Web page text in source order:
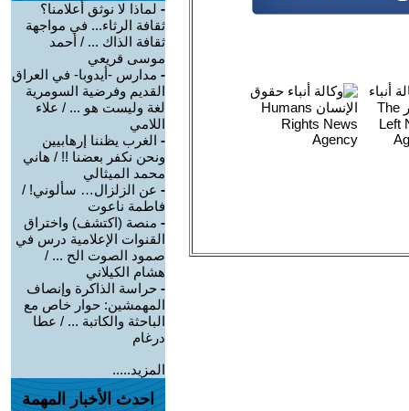
- لماذا لا نوثق أعلامنا؟
ثقافة الرثاء... في مواجهة
ثقافة الذاك ... / أحمد
موسى قريعي
- مدارس -أيدوبا- في العراق
القديم وفرضية السومرية
لغة وليست هو ... / علاء
اللامي
- الغرب يظننا إرهابيين
ونحن نكفر بعضنا !! / هاني
محمد الميثالي
- عن الزلزال… سألوني! /
فاطمة ناعوت
- منصة (اكتشف) واختراق
القنوات الإعلامية درس في
صمود الصوت الح ... /
هشام الكيلاني
- حراسة الذاكرة وإنصاف
المهمشين: حوار خاص مع
الباحثة والكاتبة ... / عطا
درغام
المزيد.....
احدث الأخبار المهمة